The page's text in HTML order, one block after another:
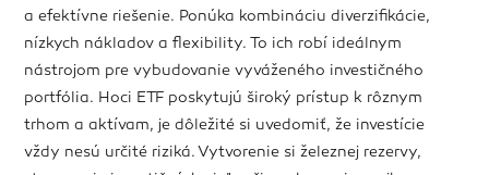
a efektívne riešenie. Ponúka kombináciu diverzifikácie,
nízkych nákladov a flexibility. To ich robí ideálnym
nástrojom pre vybudovanie vyváženého investičného
portfólia. Hoci ETF poskytujú široký prístup k rôznym
trhom a aktívam, je dôležité si uvedomiť, že investície
vždy nesú určité riziká. Vytvorenie si železnej rezervy,